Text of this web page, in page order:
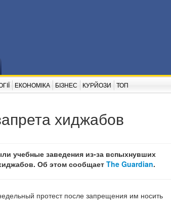
ЕКОНОМІКА БІЗНЕС КУРЙОЗИ ТОП
хиджабов
учебные заведения из-за вспыхнувших
Об этом сообщает The Guardian.
протест после запрещения им носить